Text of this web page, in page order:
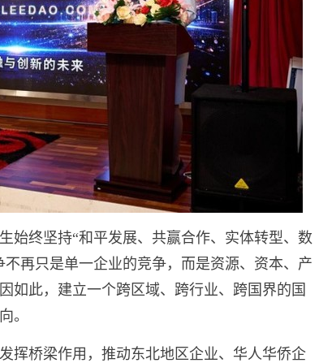
始终坚持“和平发展、共赢合作、实体转型、数
再只是单一企业的竞争，而是资源、资本、产
如此，建立一个跨区域、跨行业、跨国界的国
。
挥桥梁作用，推动东北地区企业、华人华侨企